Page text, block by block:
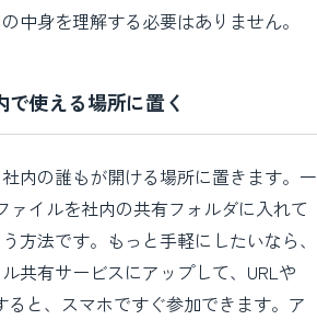
中身を理解する必要はありません。
使える場所に置く
内の誰もが開ける場所に置きます。一
ァイルを社内の共有フォルダに入れて
方法です。もっと手軽にしたいなら、
共有サービスにアップして、URLや
ると、スマホですぐ参加できます。ア